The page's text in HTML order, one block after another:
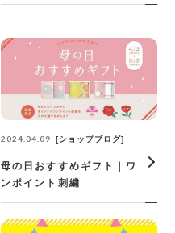
2024.04.09 ショップブログ
母の日おすすめギフト｜ワ
ンポイント刺繍